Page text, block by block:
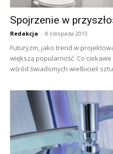
Spojrzenie w
Redakcja - 8 listopada 2013
Futuryzm, jako trend w
większą popularność. Co
wśród świadomych wielbicieli